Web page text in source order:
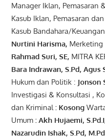
Manager Iklan, Pemasaran
Kasub Iklan, Pemasaran
Kasub Bandahara/
Nurtini Harisma, Merketing
Rahmad Suri, SE, MITRA
Bara Indrawan, S.Pd, Agus
Hukum dan Politik : Jonson
Investigasi & Konsultasi ,
dan Kriminal : Kosong
Umum : Akh Hujaemi,
Nazarudin Ishak, S.Pd, M.Pd